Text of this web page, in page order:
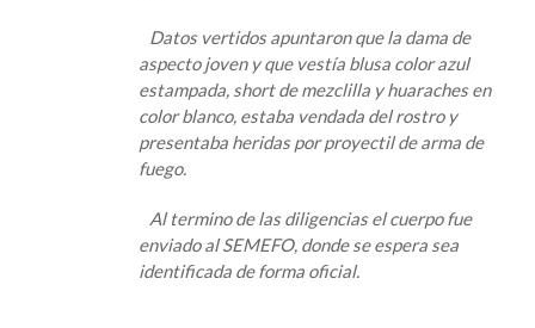
Datos vertidos apuntaron que la dama de
aspecto joven y que vestía blusa color azul
estampada, short de mezclilla y huaraches en
color blanco, estaba vendada del rostro y
presentaba heridas por proyectil de arma de
fuego.
Al termino de las diligencias el cuerpo fue
enviado al SEMEFO, donde se espera sea
identificada de forma oficial.